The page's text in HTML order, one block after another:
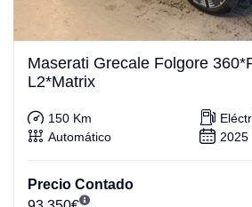
Maserati Grecale Folgore
L2*Matrix
150 Km
Automático
2025
Precio Contado